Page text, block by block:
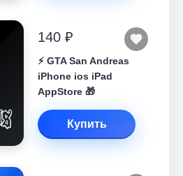
140 ₽
⚡️ GTA San Andreas
iPhone ios iPad
AppStore 🎁
Купить